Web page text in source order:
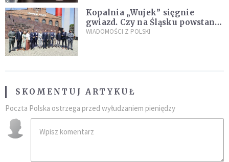
Kopalnia „Wujek” sięgnie
gwiazd. Czy na Śląsku powstanie
„Dolina Krzemowa”?
WIADOMOŚCI Z POLSKI
SKOMENTUJ ARTYKUŁ
Poczta Polska ostrzega przed wyłudzaniem pieniędzy